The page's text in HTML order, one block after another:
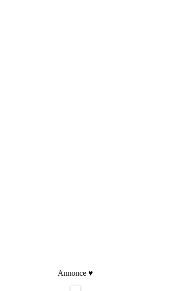
Annonce ♥